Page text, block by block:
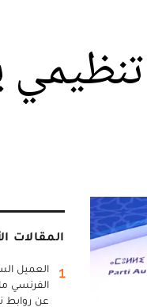
المقالات
1
العميل
الفرنسي
عن روابط